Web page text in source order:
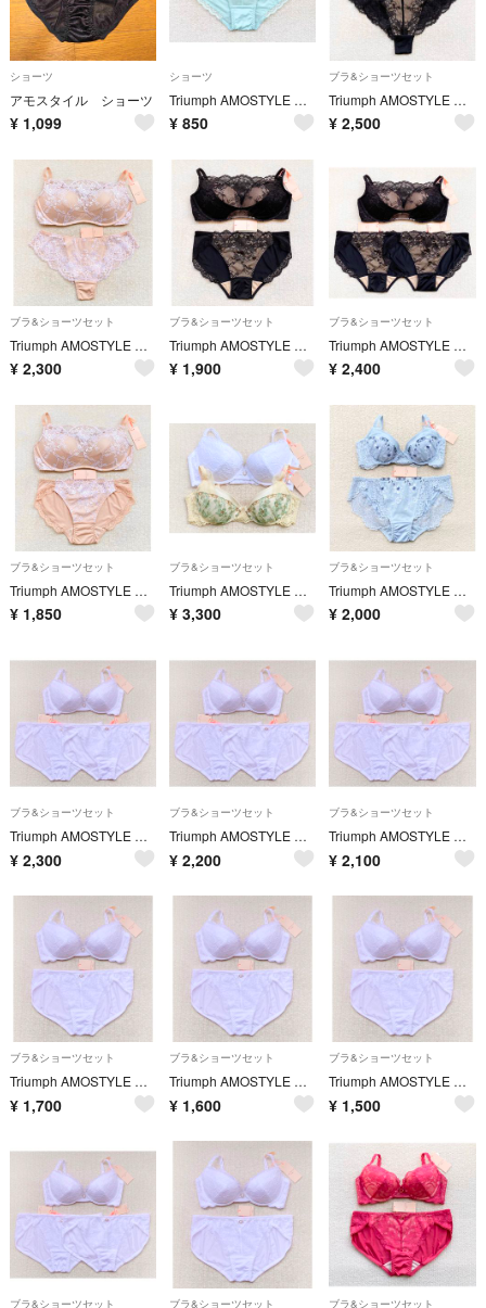
ショーツ
アモスタイル ショーツ
¥ 1,099
ショーツ
Triumph AMOSTYLE ショーツ Ｌサイズ メロン
¥ 850
ブラ&ショーツセット
Triumph AMOSTYLE ブラジャー C70＆ショーツ Mサイズ ブラック
¥ 2,500
ブラ&ショーツセット
Triumph AMOSTYLE ブラジャー C70＆ショーツ Mサイズ ベージュ
¥ 2,300
ブラ&ショーツセット
Triumph AMOSTYLE ブラジャー C65＆ショーツ Mサイズ ブラック
¥ 1,900
ブラ&ショーツセット
Triumph AMOSTYLE ブラジャー C65＆ショーツ Mサイズ×2 ブラック
¥ 2,400
ブラ&ショーツセット
Triumph AMOSTYLE ブラジャー C65＆ショーツ Mサイズ ベージュ
¥ 1,850
ブラ&ショーツセット
Triumph AMOSTYLE ブラジャー D70＆ショーツ Mサイズ×2 2セット
¥ 3,300
ブラ&ショーツセット
Triumph AMOSTYLE ブラジャー D70＆ショーツ Mサイズ 水色
¥ 2,000
ブラ&ショーツセット
Triumph AMOSTYLE ブラジャー D70＆ショーツ Mサイズ×2 ホワイト
¥ 2,300
ブラ&ショーツセット
Triumph AMOSTYLE ブラジャー D70＆ショーツ Mサイズ×2 ホワイト
¥ 2,200
ブラ&ショーツセット
Triumph AMOSTYLE ブラジャー D70＆ショーツ Mサイズ×2 ホワイト
¥ 2,100
ブラ&ショーツセット
Triumph AMOSTYLE ブラジャー D70＆ショーツ Mサイズ ホワイト
¥ 1,700
ブラ&ショーツセット
Triumph AMOSTYLE ブラジャー D70＆ショーツ Mサイズ ホワイト
¥ 1,600
ブラ&ショーツセット
Triumph AMOSTYLE ブラジャー D70＆ショーツ Mサイズ ホワイト
¥ 1,500
ブラ&ショーツセット ブラ&ショーツセット ブラ&ショーツセット